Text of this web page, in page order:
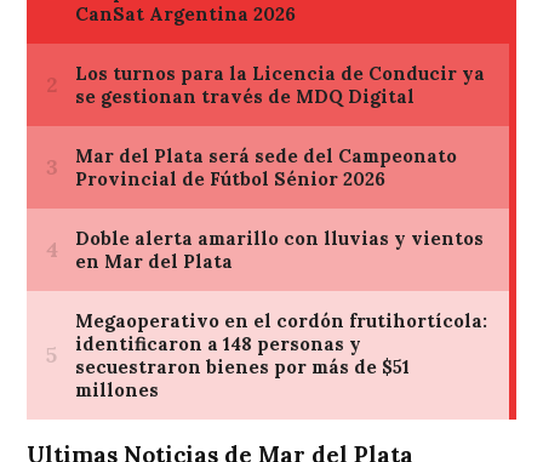
Ultimas Noticias de Mar del Plata